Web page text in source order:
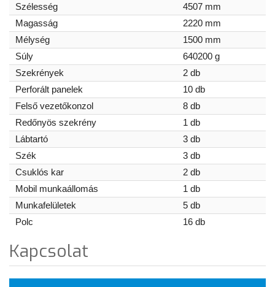
Szélesség
4507 mm
Magasság
2220 mm
Mélység
1500 mm
Súly
640200 g
Szekrények
2 db
Perforált panelek
10 db
Felső vezetőkonzol
8 db
Redőnyös szekrény
1 db
Lábtartó
3 db
Szék
3 db
Csuklós kar
2 db
Mobil munkaállomás
1 db
Munkafelületek
5 db
Polc
16 db
Kapcsolat